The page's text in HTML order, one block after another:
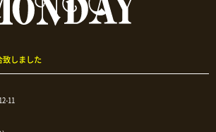
致しました
11